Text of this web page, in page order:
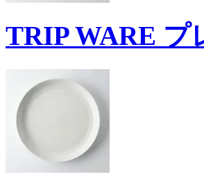
TRIP WARE プ